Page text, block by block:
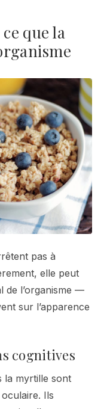
que la
pas à
elle peut
de l’organisme —
sur l’apparence
cognitives
la myrtille sont
Ils